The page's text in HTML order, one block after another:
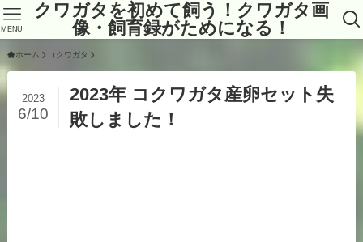
クワガタを初めて飼う！クワガタ画
像・飼育録がためになる！
MENU
ホーム コクワガタ
2023年 コクワガタ産卵セット失
敗しました！
2023
6/10